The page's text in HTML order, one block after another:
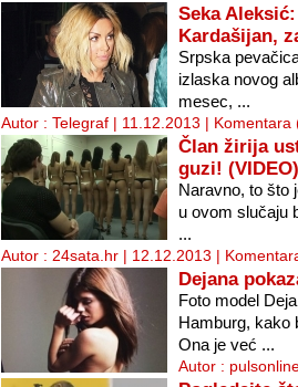
Seka
Kardašijan,
Srpska
izlaska novog
mesec, ...
Autor : Telegraf | 11.12.2013 | Komentara
Član žirija
guzi! (VIDEO)
Naravno, to što
u ovom slučaju
...
Autor : 24sata.hr | 12.12.2013 |
Dejana
Foto model
Hamburg, kako
Ona je već ...
Autor :